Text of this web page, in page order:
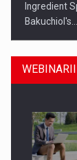
Ingredient
Bakuchiol's…
WEBINARII